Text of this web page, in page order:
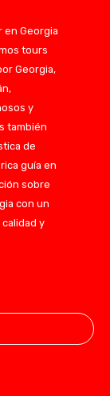
en Georgia
tours
Georgia,
y
también
de
guía en
sobre
con un
y